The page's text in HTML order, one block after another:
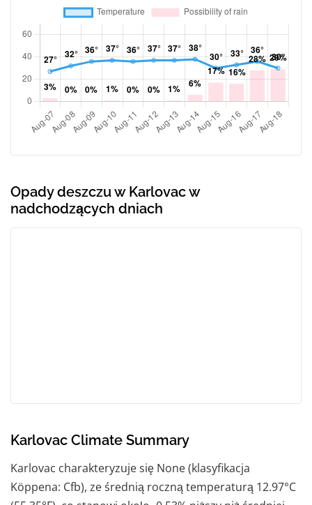
Opady deszczu w Karlovac w
nadchodzących dniach
Karlovac Climate Summary
Karlovac charakteryzuje się None (klasyfikacja
Köppena: Cfb), ze średnią roczną temperaturą 12.97°C